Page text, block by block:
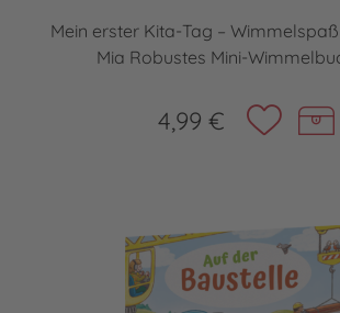
Mein erster Kita-Tag –
Mia Robustes Mini-
4,99 €